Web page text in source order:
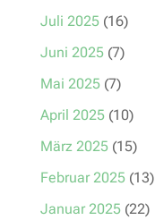
Juli 2025(16)
Juni 2025(7)
Mai 2025(7)
April 2025(10)
März 2025(15)
Februar 2025(13)
Januar 2025(22)